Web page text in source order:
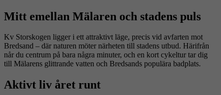
Mitt emellan Mälaren och stadens puls
Kv Storskogen ligger i ett attraktivt läge, precis vid avfarten mot
Bredsand – där naturen möter närheten till stadens utbud. Härifrån
når du centrum på bara några minuter, och en kort cykeltur tar dig
till Mälarens glittrande vatten och Bredsands populära badplats.
Aktivt liv året runt